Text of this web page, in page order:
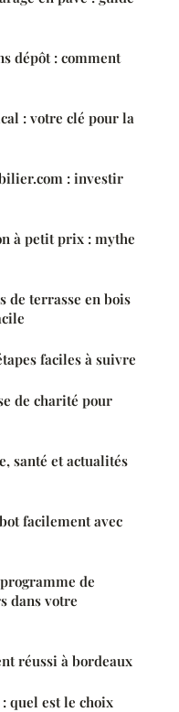
dépôt : comment
: votre clé pour la
: investir
à petit prix : mythe
de terrasse en bois
faciles à suivre
de charité pour
santé et actualités
facilement avec
de
dans votre
réussi à bordeaux
quel est le choix